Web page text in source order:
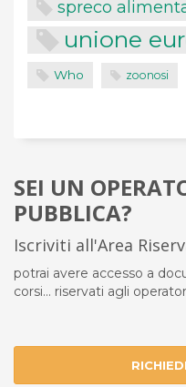
spreco
unione
Who zoonosi
SEI UN
PUBBLICA?
Iscriviti all'Area
potrai avere accesso a
corsi... riservati agli